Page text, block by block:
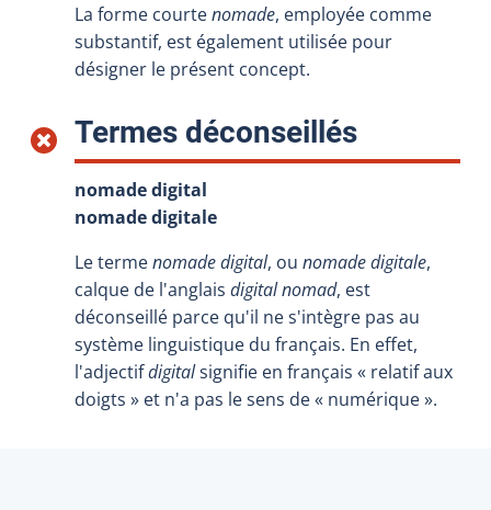
La forme courtenomade, employée comme
substantif, est également utilisée pour
désigner le présent concept.
Termes déconseillés:
nomade digital
nomade digitale
Le termenomade digital, ou nomade digitale,
calque de l'anglais digital nomad, est
déconseillé parce qu'il ne s'intègre pas au
système linguistique du français. En effet,
l'adjectifdigitalsignifie en français « relatif aux
doigts » et n'a pas le sens de « numérique ».